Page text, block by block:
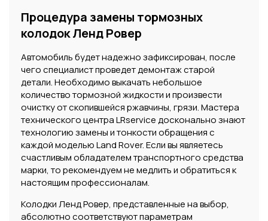
Процедура замены тормозных
колодок Ленд Ровер
Автомобиль будет надежно зафиксирован, после
чего специалист проведет демонтаж старой
детали. Необходимо выкачать небольшое
количество тормозной жидкости и произвести
очистку от скопившейся ржавчины, грязи. Мастера
технического центра LRservice досконально знают
технологию замены и тонкости обращения с
каждой моделью Land Rover. Если вы являетесь
счастливым обладателем транспортного средства
марки, то рекомендуем не медлить и обратиться к
настоящим профессионалам.
Колодки Ленд Ровер, представленные на выбор,
абсолютно соответствуют параметрам